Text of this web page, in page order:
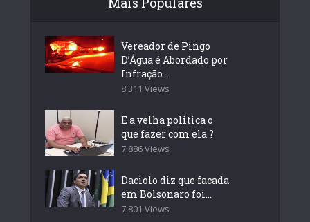
Vereador de Pingo
D’Água é Abordado por
Infração...
8.311 Views
E a velha politica o
que fazer com ela ?
7.886 Views
Daciolo diz que facada
em Bolsonaro foi...
7.801 Views